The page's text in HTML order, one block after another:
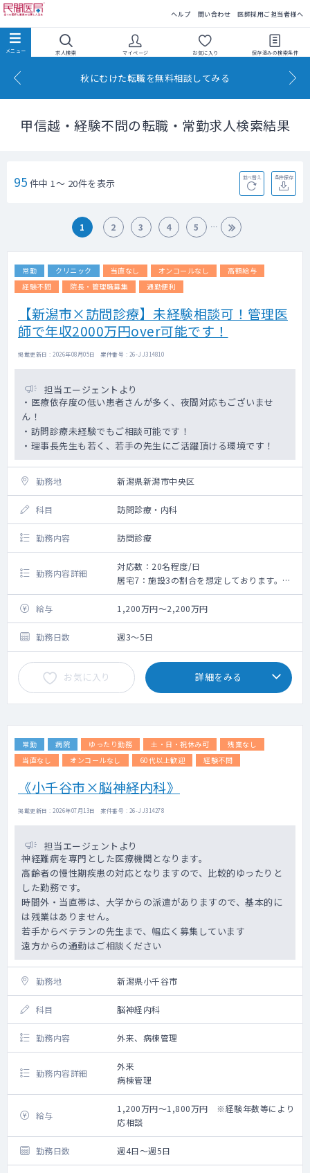
ヘルプ 問い合わせ 医師採用ご担当者様へ
求人検索 マイページ お気に入り 保存済みの検索条件
秋にむけた転職を無料相談してみる
甲信越・経験不問の転職・常勤求人検索結果
95 件中 1～ 20件を表示 並べ替え 条件保存
1 2 3 4 5
常勤 クリニック 当直なし オンコールなし
高額給与
経験不問
院長・管理職募集 通勤便利
【新潟市×訪問診療】未経験相談可！管理医
師で年収2000万円over可能です！
掲載更新日 : 2026年08月05日 案件番号 : 26-JJ314810
担当エージェントより
・医療依存度の低い患者さんが多く、夜間対応もございませ
ん！
・訪問診療未経験でもご相談可能です！
・理事長先生も若く、若手の先生にご活躍頂ける環境です！
勤務地 新潟県新潟市中央区
科目 訪問診療・内科
勤務内容 訪問診療
勤務内容詳細
対応数：20名程度/日
居宅7：施設3の割合を想定しております。
医療依存度は低めの患者さんとなります。
給与
1,200万円～2,200万円
勤務日数 週3～5日
お気に入り 詳細をみる
常勤 病院 ゆったり勤務 土・日・祝休み可
残業なし
当直なし
オンコールなし 60代以上歓迎 経験不問
《小千谷市×脳神経内科》
掲載更新日 : 2026年07月13日 案件番号 : 26-JJ314278
担当エージェントより
神経難病を専門とした医療機関となります。
高齢者の慢性期疾患の対応となりますので、比較的ゆったりと
した勤務です。
時間外・当直帯は、大学からの派遣がありますので、基本的に
は残業はありません。
若手からベテランの先生まで、幅広く募集しています
遠方からの通勤はご相談ください
勤務地 新潟県小千谷市
科目 脳神経内科
勤務内容 外来、病棟管理
勤務内容詳細
外来
病棟管理
給与
1,200万円～1,800万円 ※経験年数等により
応相談
勤務日数 週4日～週5日